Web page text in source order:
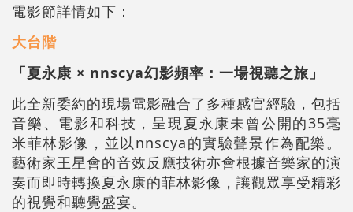
電影節詳情如下：
大台階
「夏永康 × nnscya幻影頻率：一場視聽之旅」
此全新委約的現場電影融合了多種感官經驗，包括
音樂、電影和科技，呈現夏永康未曾公開的35毫
米菲林影像，並以nnscya的實驗聲景作為配樂。
藝術家王星會的音效反應技術亦會根據音樂家的演
奏而即時轉換夏永康的菲林影像，讓觀眾享受精彩
的視覺和聽覺盛宴。